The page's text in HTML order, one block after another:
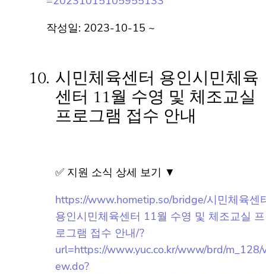
q_bbsCode=1018&q_clCode=2&q_bbsctt
Sn=20231015105955133
시민체육센터 용인시민체육
센터 11월 수영 및 체조교실
✅ 지원 소식 상세 보기 ▼
https://www.hometip.so/bridge/시민체육센
터 용인시민체육센터 11월 수영 및 체조교
실 프로그램 접수 안내/?